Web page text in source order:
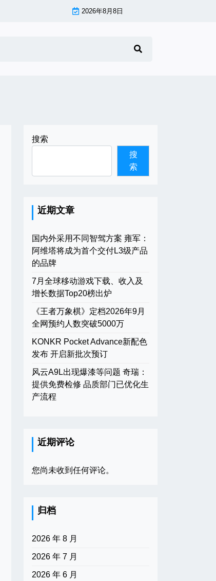
2026年8月8日
搜索
搜
索
近期文章
国内外采用不同智驾方案 雍军：
阿维塔将成为首个交付L3级产品
的品牌
7月全球移动游戏下载、收入及
增长数据Top20榜出炉
《王者万象棋》定档2026年9月
全网预约人数突破5000万
KONKR Pocket Advance新配色
发布 开启新批次预订
风云A9L出现爆漆等问题 奇瑞：
提供免费检修 品质部门已优化生
产流程
近期评论
您尚未收到任何评论。
归档
2026 年 8 月
2026 年 7 月
2026 年 6 月